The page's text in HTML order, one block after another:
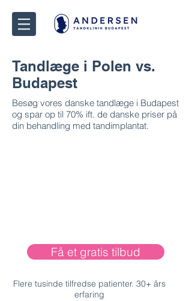
Tandlæge i Polen vs.
Budapest
Besøg vores danske tandlæge i Budapest
og spar op til 70% ift. de danske priser på
din behandling med tandimplantat.
Få et gratis tilbud
Flere tusinde tilfredse patienter. 30+ års
erfaring